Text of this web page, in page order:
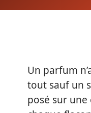
Un parfum
tout sauf un
posé sur